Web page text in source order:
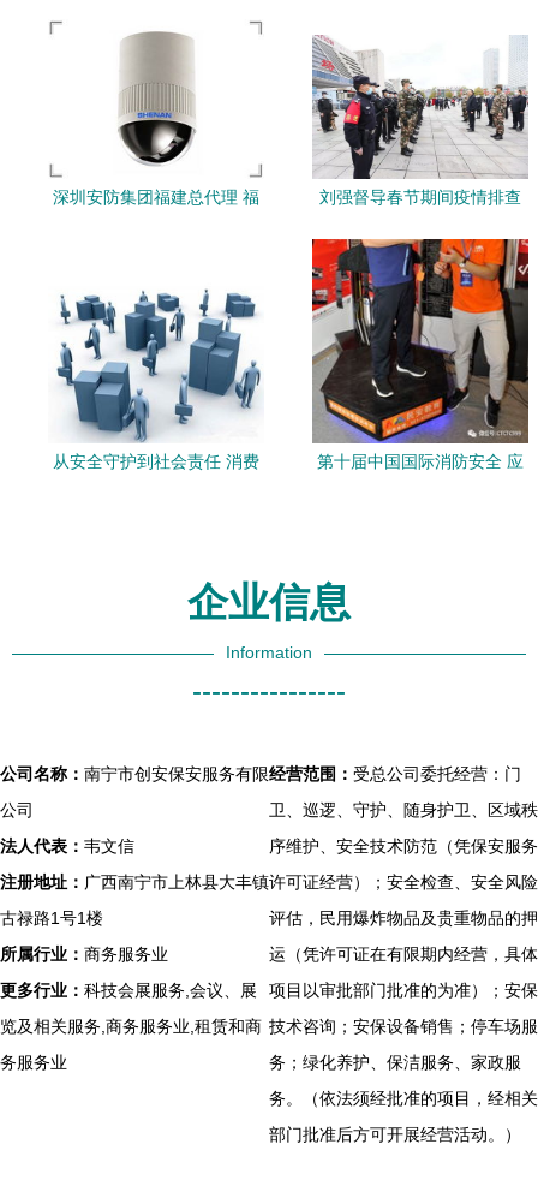
深圳安防集团福建总代理 福
刘强督导春节期间疫情排查
从安全守护到社会责任 消费
第十届中国国际消防安全 应
企业信息
Information
----------------
公司名称： 南宁市创安保安服务有限
公司
法人代表： 韦文信
注册地址： 广西南宁市上林县大丰镇
古禄路1号1楼
所属行业： 商务服务业
更多行业： 科技会展服务,会议、展
览及相关服务,商务服务业,租赁和商
务服务业
经营范围： 受总公司委托经营：门
卫、巡逻、守护、随身护卫、区域秩
序维护、安全技术防范（凭保安服务
许可证经营）；安全检查、安全风险
评估，民用爆炸物品及贵重物品的押
运（凭许可证在有限期内经营，具体
项目以审批部门批准的为准）；安保
技术咨询；安保设备销售；停车场服
务；绿化养护、保洁服务、家政服
务。（依法须经批准的项目，经相关
部门批准后方可开展经营活动。）